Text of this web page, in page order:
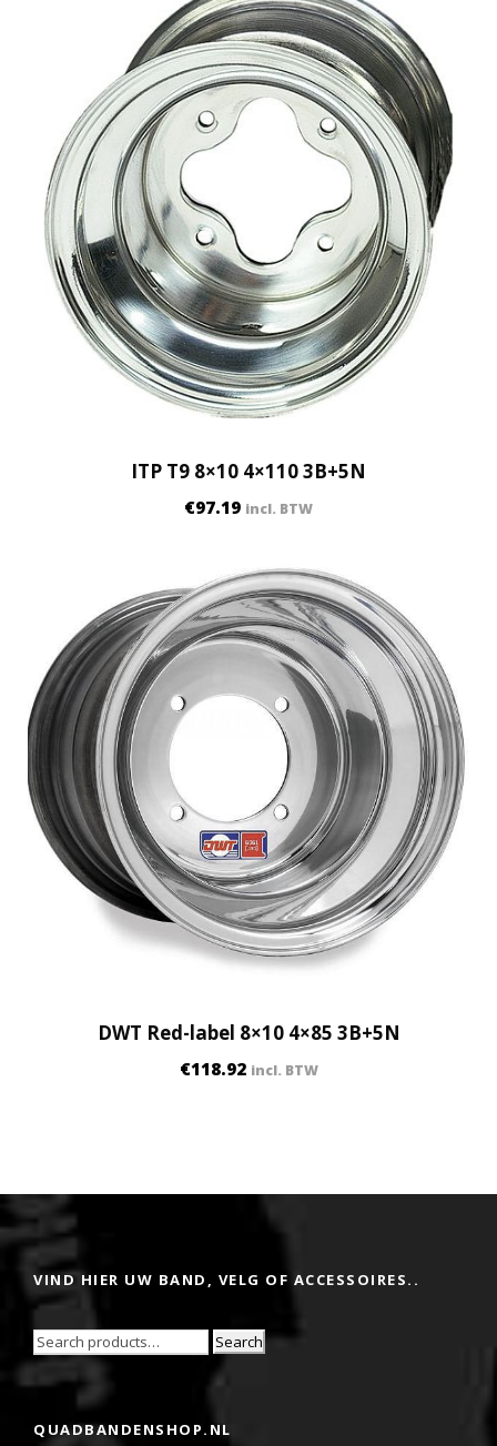
ITP T9 8×10 4×110 3B+5N
€97.19 incl. BTW
DWT Red-label 8×10 4×85 3B+5N
€118.92 incl. BTW
VIND HIER UW BAND, VELG OF ACCESSOIRES..
Search
QUADBANDENSHOP.NL